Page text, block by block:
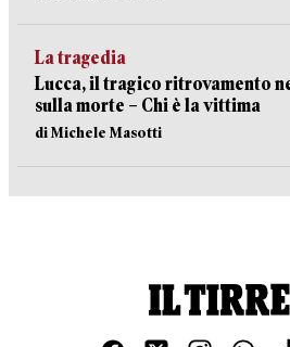
La tragedia
Lucca, il tragico ritrovamento
sulla morte – Chi è la vittima
di Michele Masotti